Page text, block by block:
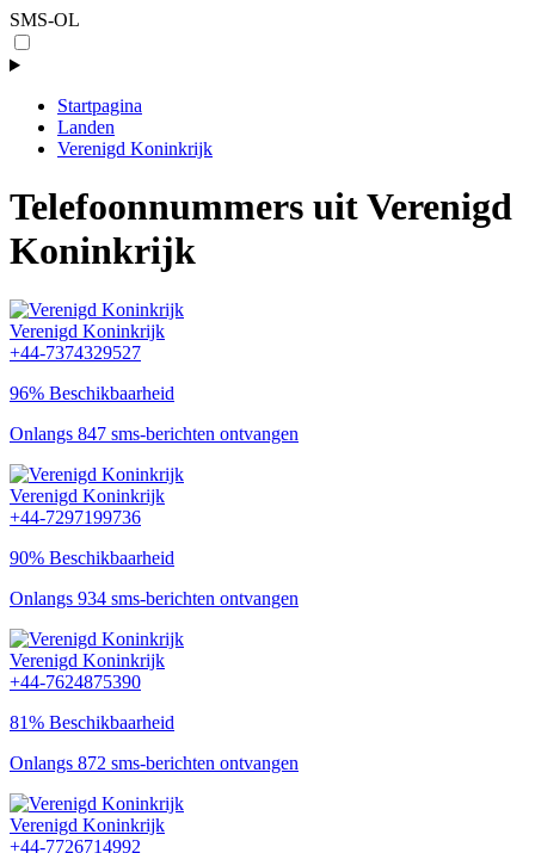
SMS-OL
Startpagina
Landen
Verenigd Koninkrijk
Telefoonnummers uit Verenigd
Koninkrijk
Verenigd Koninkrijk
+44-7374329527
96% Beschikbaarheid
Onlangs 847 sms-berichten ontvangen
Verenigd Koninkrijk
+44-7297199736
90% Beschikbaarheid
Onlangs 934 sms-berichten ontvangen
Verenigd Koninkrijk
+44-7624875390
81% Beschikbaarheid
Onlangs 872 sms-berichten ontvangen
Verenigd Koninkrijk
+44-7726714992